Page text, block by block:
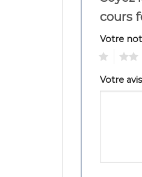
cours
Votre
Votre